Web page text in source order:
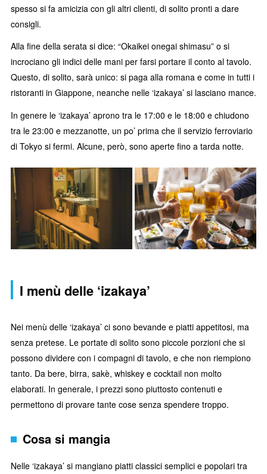
spesso si fa amicizia con gli altri clienti, di solito pronti a dare
consigli.
Alla fine della serata si dice: “Okaikei onegai shimasu” o si
incrociano gli indici delle mani per farsi portare il conto al tavolo.
Questo, di solito, sarà unico: si paga alla romana e come in tutti i
ristoranti in Giappone, neanche nelle ‘izakaya’ si lasciano mance.
In genere le ‘izakaya’ aprono tra le 17:00 e le 18:00 e chiudono
tra le 23:00 e mezzanotte, un po’ prima che il servizio ferroviario
di Tokyo si fermi. Alcune, però, sono aperte fino a tarda notte.
I menù delle ‘izakaya’
Nei menù delle ‘izakaya’ ci sono bevande e piatti appetitosi, ma
senza pretese. Le portate di solito sono piccole porzioni che si
possono dividere con i compagni di tavolo, e che non riempiono
tanto. Da bere, birra, sakè, whiskey e cocktail non molto
elaborati. In generale, i prezzi sono piuttosto contenuti e
permettono di provare tante cose senza spendere troppo.
Cosa si mangia
Nelle ‘izakaya’ si mangiano piatti classici semplici e popolari tra